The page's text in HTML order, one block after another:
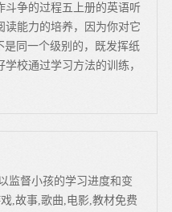
斗争的过程五上册的英语听
读能力的培养，因为你对它
是同一个级别的，既发挥纸
校通过学习方法的训练，
监督小孩的学习进度和变
,故事,歌曲,电影,教材免费